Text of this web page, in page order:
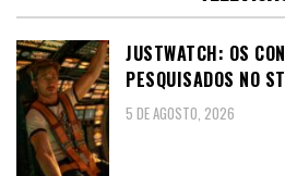
JUSTWATCH: OS
PESQUISADOS NO
5 DE AGOSTO, 2026